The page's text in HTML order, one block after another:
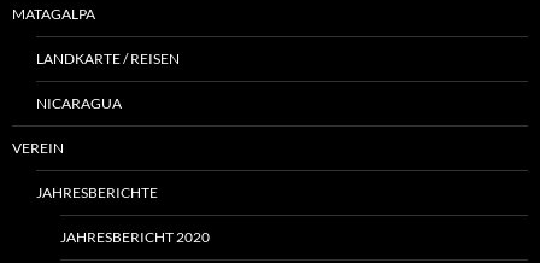
MATAGALPA
LANDKARTE / REISEN
NICARAGUA
VEREIN
JAHRESBERICHTE
JAHRESBERICHT 2020